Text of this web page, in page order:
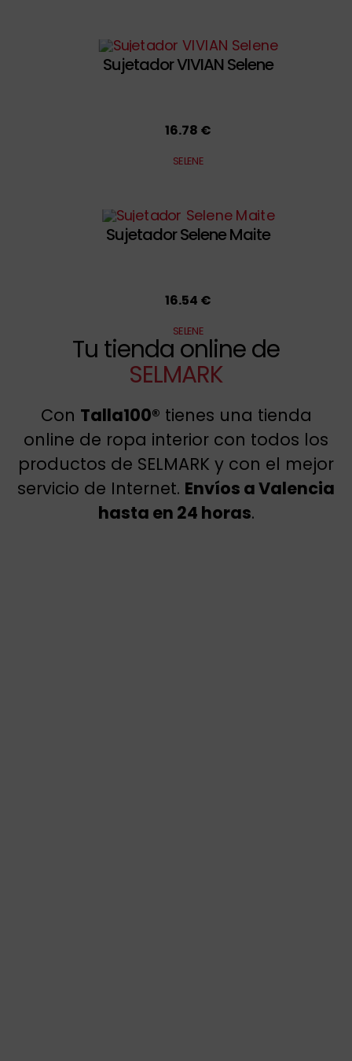
Sujetador VIVIAN Selene
16.78 €
SELENE
Sujetador Selene Maite
16.54 €
SELENE
Tu tienda online de
SELMARK
Con Talla100® tienes una tienda
online de ropa interior con todos los
productos de SELMARK y con el mejor
servicio de Internet. Envíos a Valencia
hasta en 24 horas.